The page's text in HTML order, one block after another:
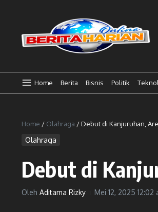
Home Berita Bisnis Politik
Home / Olahraga /Debut di Kanjuruhan,
Olahraga
Debut di
Oleh Aditama Rizky Mei 12, 2025 12:02